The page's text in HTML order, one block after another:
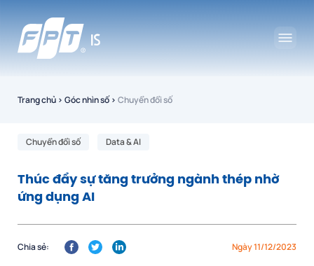
Trang chủ › Góc nhìn số› Chuyển đổi số
Chuyển đổi số Data & AI
Thúc đẩy sự tăng trưởng ngành thép nhờ
ứng dụng AI
Ngày 11/12/2023
Chia sẻ: